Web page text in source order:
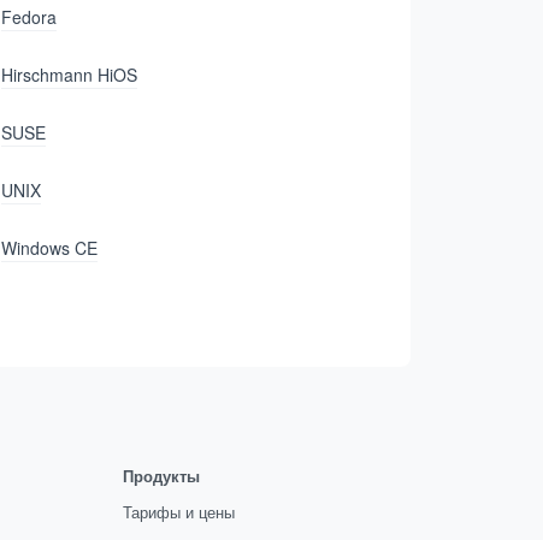
Fedora
Hirschmann HiOS
SUSE
UNIX
Windows CE
Продукты
Тарифы и цены